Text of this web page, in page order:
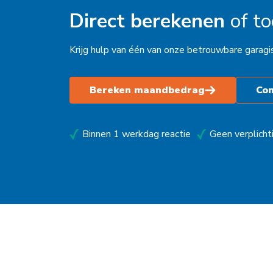
Kampen
Kolham
Maastricht
Moordrecht
Direct berekenen of
Krijg hulp van één van onze betrouwbare
Bereken maandbedrag
Binnen 1 werkdag reactie Geen